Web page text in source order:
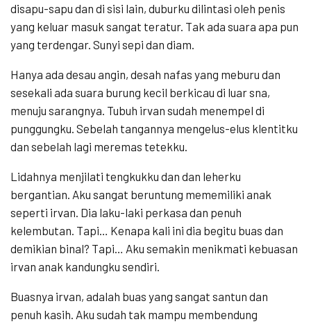
disapu-sapu dan di sisi lain, duburku dilintasi oleh penis
yang keluar masuk sangat teratur. Tak ada suara apa pun
yang terdengar. Sunyi sepi dan diam.
Hanya ada desau angin, desah nafas yang meburu dan
sesekali ada suara burung kecil berkicau di luar sna,
menuju sarangnya. Tubuh irvan sudah menempel di
punggungku. Sebelah tangannya mengelus-elus klentitku
dan sebelah lagi meremas tetekku.
Lidahnya menjilati tengkukku dan dan leherku
bergantian. Aku sangat beruntung mememiliki anak
seperti irvan. Dia laku-laki perkasa dan penuh
kelembutan. Tapi… Kenapa kali ini dia begitu buas dan
demikian binal? Tapi… Aku semakin menikmati kebuasan
irvan anak kandungku sendiri.
Buasnya irvan, adalah buas yang sangat santun dan
penuh kasih. Aku sudah tak mampu membendung